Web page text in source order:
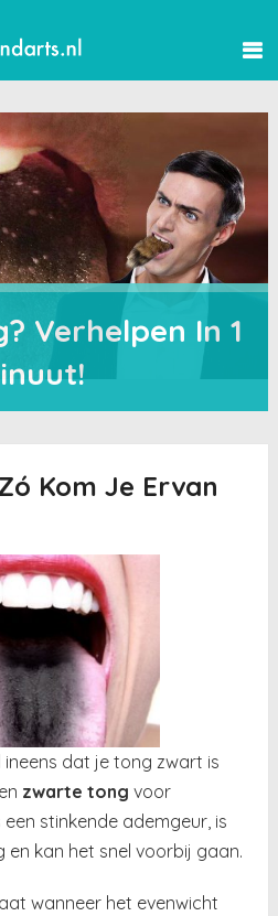
Verhelpen In 1
Kom Je Ervan
ineens dat je tong zwart is
zwarte tong voor
stinkende ademgeur, is
en kan het snel voorbij gaan.
wanneer het evenwicht